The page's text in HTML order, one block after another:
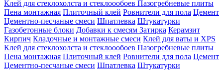
Клей для стеклохолста и стеклоообоев Пазогребневые плиты
Пена монтажная Плиточный клей Ровнители для пола Цемент
Цементно-песчаные смеси Шпатлевка Штукатурки
Газобетонные блоки Добавки к смесям Затирка Керамзит
Кирпич Кладочные и монтажные смеси Клей для ваты и XPS
Клей для стеклохолста и стеклоообоев Пазогребневые плиты
Пена монтажная Плиточный клей Ровнители для пола Цемент
Цементно-песчаные смеси Шпатлевка Штукатурки